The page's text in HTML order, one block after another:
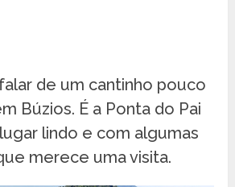
de um cantinho pouco
Búzios. É a Ponta do Pai
lindo e com algumas
merece uma visita.